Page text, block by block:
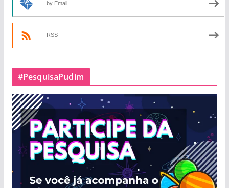
by Email
RSS
#PesquisaPudim